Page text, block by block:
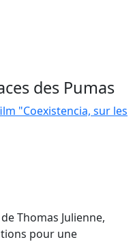
des Pumas
"Coexistencia, sur les
Thomas Julienne,
pour une